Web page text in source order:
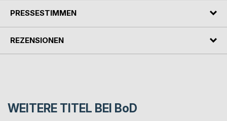
PRESSESTIMMEN
REZENSIONEN
WEITERE TITEL BEI BoD